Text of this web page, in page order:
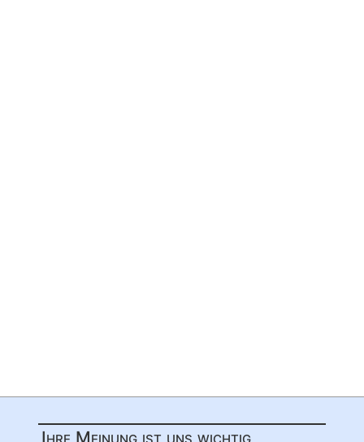
Ihre Meinung ist uns wichtig